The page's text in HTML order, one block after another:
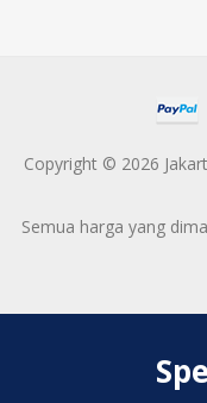
Copyright © 2026
Semua harga yang